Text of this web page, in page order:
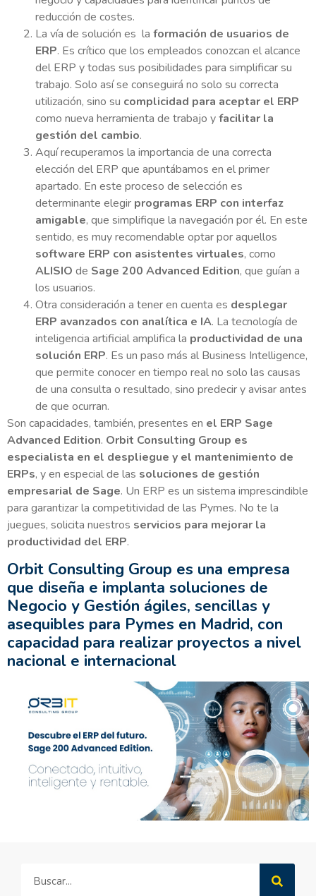
reducción de costes.
La vía de solución es la formación de usuarios de
ERP. Es crítico que los empleados conozcan el alcance
del ERP y todas sus posibilidades para simplificar su
trabajo. Solo así se conseguirá no solo su correcta
utilización, sino su complicidad para aceptar el ERP
como nueva herramienta de trabajo yfacilitar la
gestión del cambio.
Aquí recuperamos la importancia de una correcta
elección del ERP que apuntábamos en el primer
apartado. En este proceso de selección es
determinante elegir programas ERP con interfaz
amigable, que simplifique la navegación por él. En este
sentido, es muy recomendable optar por aquellos
software ERP con asistentes virtuales, como
ALISIO de Sage 200 Advanced Edition, que guían a
los usuarios.
Otra consideración a tener en cuenta es desplegar
ERP avanzados con analítica e IA. La tecnología de
inteligencia artificial amplifica la productividad de una
solución ERP. Es un paso más al Business Intelligence,
que permite conocer en tiempo real no solo las causas
de una consulta o resultado, sino predecir y avisar antes
de que ocurran.
Son capacidades, también, presentes en el ERP Sage
Advanced Edition. Orbit Consulting Group es
especialista en el despliegue y el mantenimiento de
ERPs, y en especial de las soluciones de gestión
empresarial de Sage. Un ERP es un sistema imprescindible
para garantizar la competitividad de las Pymes. No te la
juegues, solicita nuestros servicios para mejorar la
productividad del ERP.
Orbit Consulting Group es una empresa
que diseña e implanta soluciones de
Negocio y Gestión ágiles, sencillas y
asequibles para Pymes en Madrid, con
capacidad para realizar proyectos a nivel
nacional e internacional